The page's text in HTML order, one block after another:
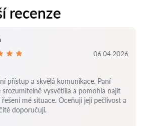
recenze
06.04.2026
přístup a skvělá komunikace. Paní
srozumitelně vysvětlila a pomohla najít
mé situace. Oceňuji její pečlivost a
doporučuji.